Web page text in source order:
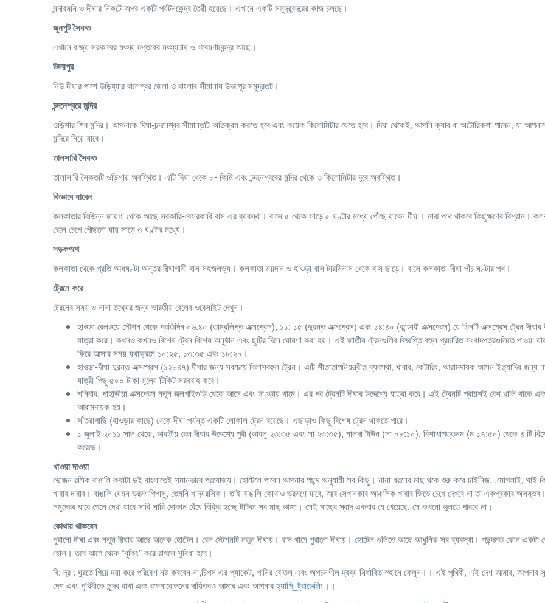
মন্দারমনি ও দীঘার নিকটে অপর একটি পর্যটনকেন্দ্র তৈরী হয়েছে। এখানে একটি সমুদ্রবন্দরের কাজ চলছে।
জুনপুটসৈকত
এখানে রাজ্য সরকারের মৎস্য দপ্তরের মৎস্যচাষ ও গবেষণাকেন্দ্র আছে।
উদয়পুর
নিউ দীঘার পাশে উড়িষ্যার বালেশ্বর জেলা ও বাংলার সীমানায় উদয়পুর সমুদ্রতট।
চন্দনেশ্বরেমন্দির
ওড়িশার শিব মন্দির। আপনাকে দিঘা-চন্দনেশ্বর সীমান্তটি অতিক্রম করতে হবে এবং কয়েক কিলোমিটার যেতে হবে। দিঘা থেকেই, আপনি ক্যাব বা অটোরিকশা পাবেন, যা
মন্দিরে নিয়ে যাবে।
তালসারিসৈকত
তালাসারি সৈকতটি ওড়িশায় অবস্থিত। এটি দিঘা থেকে ৮- কিমি এবং চন্দনেশ্বরের মন্দির থেকে ৩ কিলোমিটার দূরে অবস্থিত।
কিভাবেযাবেন
কলকাতার বিভিন্ন জায়গা থেকে আছে সরকারি-বেসরকারি বাস এর ব্যবস্থা। বাসে ৫ থেকে সাড়ে ৫ ঘণ্টার মধ্যে পৌঁছে যাবেন দীঘা। মাঝ পথে থাকবে কিছুক্ষণের বিশ্রাম।
রেলে চেপে পৌছনো যায় সাড়ে ৩ ঘণ্টার মধ্যে।
সড়কপথে
কলকাতা থেকে প্রতি আধঘণ্টা অন্তর দীঘাগামী বাস সহজলভ্য। কলকাতা ময়দান ও হাওড়া বাস টারমিনাস থেকে বাস ছাড়ে। বাসে কলকাতা-দীঘা পাঁচ ঘণ্টার পথ।
ট্রেনেকরে
ট্রেনের সময় ও নানা তথ্যের জন্য ভারতীয় রেলের ওবেসাইট দেখুন।
হাওড়া রেলওয়ে স্টেশন থেকে প্রতিদিন ০৬.৪০ (তাম্রলিপ্ত এক্সপ্রেস), ১১: ১৫ (দুরন্ত এক্সপ্রেস) এবং ১৪:৪০ (কান্ডারী এক্সপ্রেস) য়ে তিনটি এক্সপ্রেস ট্রেন দীঘার
যাত্রা করে। কখনও কখনও বিশেষ ট্রেন বিশেষ অনুষ্ঠান এবং ছুটির দিনে ঘোষণা করা হয়। এই জাতীয় ট্রেনগুলির বিজ্ঞপ্তি বহুল প্রচারিত সংবাদপত্রগুলিতে পাওয়া
ফিরে আসার সময় যথাক্রমে ১০:২৫, ১৩:৩৫ এবং ১৮:২০।
হাওড়া-দীঘা দুরন্ত এক্সপ্রেস (১২৮৪৭) দীঘার জন্য সবচেয়ে বিলাসবহুল ট্রেন। এটি শীতাতাপনিয়ন্ত্রীত ব্যবস্থা, খাবার, কেটারিং, আরামদায়ক আসন ইত্যাদির জন্য
যাত্রী পিছু ৫০০ টাকা মূল্যে টিকিট সরবরাহ করে।
শনিবার, পাহাড়ীয়া এক্সপ্রেস নতুন জলপাইগুড়ি থেকে আসে এবং হাওড়ায় থামে। এর পর ট্রেনটি দীঘার উদ্দেশ্যে যাত্রা করে। এই ট্রেনটি প্রায়শই বেশ খালি থাকে
আরামদায়ক হয়।
সাঁতরাগাছি (হাওড়ার কাছে) থেকে দীঘা পর্যন্ত একটি লোকাল ট্রেন রয়েছে। এছাড়াও কিছু বিশেষ ট্রেন থাকতে পারে।
১ জুলাই ২০১১ সাল থেকে, ভারতীয় রেল দীঘার উদ্দেশ্যে পুরী (ডাব্লু ২৩:৩৫ এবং সা ২৩:৩৫), মালদা টাউন (সা ০৮:১০), বিশাখাপত্তনম (ম ১৭:৫০) থেকে ৪ টি
করেছে।
খাওয়া দাওয়া
ভোজন রসিক বাঙালি কথাটা দুই বাংলাতেই সমানভাবে প্রযোজ্য। হোটেলে পাবেন আপনার পছন্দ অনুযায়ী সব কিছু। নানা ধরনের মাছ থকে শুরু করে চাইনিজ, ,মোগলাই, থাই
খাবার দাবার। বাঙালি যেমন ভ্রমণপিপাসু, তেমনি খাদ্যরসিক। তাই বাঙালি কোথাও ভ্রমণে যাবে, আর সেখানকার আঞ্চলিক খাবার জিভে চেখে দেখবে না তা একপ্রকার
সমুদ্রের ধারে গেলে দেখা যাবে সারি সারি দোকান বেঁধে বিক্রি হচ্ছে টাটকা সব মাছ ভাজা। সেই মাছের স্বাদ একবার যে খেয়েছে, সে কখনো ভুলতে পারবে না।
কোথায় থাকবেন
পুরানো দীঘা এবং নতুন দীঘায় আছে অনেক হোটেল। রেল স্টেশনটি নতুন দীঘায়। বাস থামে পুরানো দীঘায়। হোটেল গুলিতে আছে আধুনিক সব ব্যবস্থা। পছন্দমত কোন একটা
হোল। তবে আগে থেকে “বুকিং” করে রাখলে সুবিধা হবে।
বি: দ্র : ঘুরতে গিয়ে দয়া করে পরিবেশ নষ্ট করবেন না,চিপস এর প্যাকেট, পানির বোতল এবং অপচনশীল দ্রব্য নির্ধারিত স্হানে ফেলুন।। এই পৃথিবী, এই দেশ আমার, আপনার
দেশ এবং পৃথিবীকে সুন্দর রাখা এবং রক্ষনাবেক্ষনের দায়িত্বও আমার এবং আপনারহ্যাপি_ট্রাভেলিং ।।